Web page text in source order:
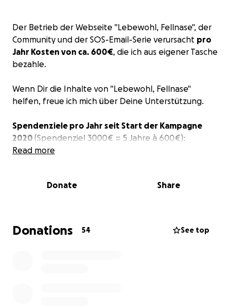
Der Betrieb der Webseite "Lebewohl, Fellnase", der
Community und der SOS-Email-Serie verursacht pro
Jahr Kosten von ca. 600€, die ich aus eigener Tasche
bezahle.
Wenn Dir die Inhalte von "Lebewohl, Fellnase"
helfen, freue ich mich über Deine Unterstützung.
Spendenziele pro Jahr seit Start der Kampagne
2020 (Spendenziel 3000€ = 5 Jahre à 600€):
2024 - Laufend
2021 - 75 € von 600€ gesammelt
Allen Unterstützern herzlichen Dank!
Read more
Donate Share
Donations 54 See top